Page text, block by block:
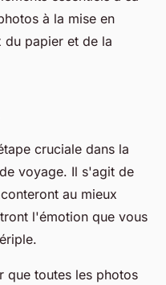
à la mise en
du papier et de la
cruciale dans la
voyage. Il s'agit de
au mieux
l'émotion que vous
que toutes les photos